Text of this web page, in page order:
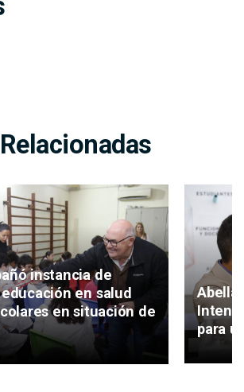
instancia de
en salud
en situación de
Abella
para